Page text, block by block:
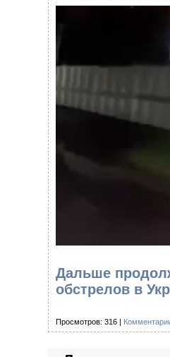
Дальше
обстрелов в
Просмотров: 316 |